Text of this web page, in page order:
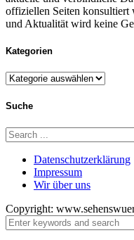
offiziellen Seiten
und Aktualität wird keine
Kategorien
Kategorien
Suche
Search
for:
Datenschutzerklärung
Impressum
Wir über uns
Copyright:
Close